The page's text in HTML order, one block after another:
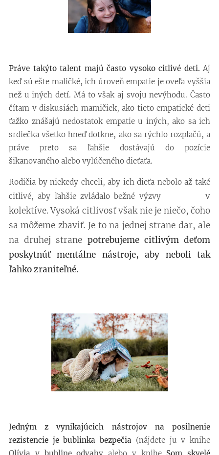
Práve takýto talent majú často vysoko citlivé deti. Aj
keď sú ešte maličké, ich úroveň empatie je oveľa vyššia
než u iných detí. Má to však aj svoju nevýhodu. Často
čítam v diskusiách mamičiek, ako tieto empatické deti
ťažko znášajú nedostatok empatie u iných, ako sa ich
srdiečka všetko hneď dotkne, ako sa rýchlo rozplačú, a
práve preto sa ľahšie dostávajú do pozície
šikanovaného alebo vylúčeného dieťaťa.
Rodičia by niekedy chceli, aby ich dieťa nebolo až také
citlivé, aby ľahšie zvládalo bežné výzvy v
kolektíve. Vysoká citlivosť však nie je niečo, čoho
sa môžeme zbaviť. Je to na jednej strane dar, ale
na druhej strane potrebujeme citlivým deťom
poskytnúť mentálne nástroje, aby neboli tak
ľahko zraniteľné.
Jedným z vynikajúcich nástrojov na posilnenie
rezistencie je bublinka bezpečia (nájdete ju v knihe
Olívia v bubline odvahy alebo v knihe Som skvelé